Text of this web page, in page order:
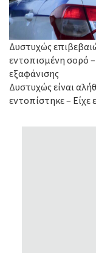
Δυστυχώς
εντοπισμένη σορό
εξαφάνισης
Δυστυχώς είναι
εντοπίστηκε – Είχε